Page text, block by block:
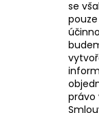
se
právo